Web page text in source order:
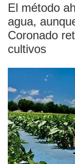
El método
agua,
Coronado
cultivos